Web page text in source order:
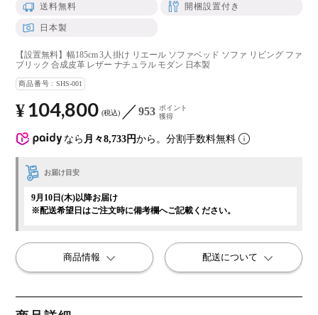
送料無料 開梱設置付き
日本製
【設置無料】幅185cm 3人掛け リエール ソファベッド ソファ リビング ファ
ブリック 合成皮革 レザー ナチュラル モダン 日本製
商品番号 SHS-001
なら 月々8,733円から。分割手数料無料
¥ 104,800 税込 953 ポイント
獲得
お届け目安
9月10日(木)以降お届け
※配送希望日はご注文時に備考欄へご記載ください。
商品情報 配送について